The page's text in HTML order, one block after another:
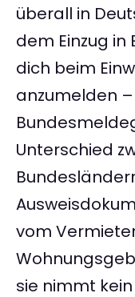
überall in
dem Einzug in
dich beim
anzumelden
Unterschied
vom
sie nimmt